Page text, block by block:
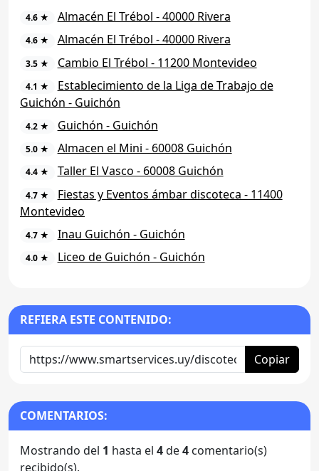
4.6 ★ Almacén El Trébol - 40000 Rivera
4.6 ★ Almacén El Trébol - 40000 Rivera
3.5 ★ Cambio El Trébol - 11200 Montevideo
4.1 ★
Establecimiento de la Liga de Trabajo de
Guichón - Guichón
4.2 ★ Guichón - Guichón
5.0 ★ Almacen el Mini - 60008 Guichón
4.4 ★ Taller El Vasco - 60008 Guichón
4.7 ★
Fiestas y Eventos ámbar discoteca - 11400
Montevideo
4.7 ★ Inau Guichón - Guichón
4.0 ★ Liceo de Guichón - Guichón
REFIERA ESTE CONTENIDO:
Copiar
COMENTARIOS:
Mostrando del 1 hasta el 4de4 comentario(s)
recibido(s).